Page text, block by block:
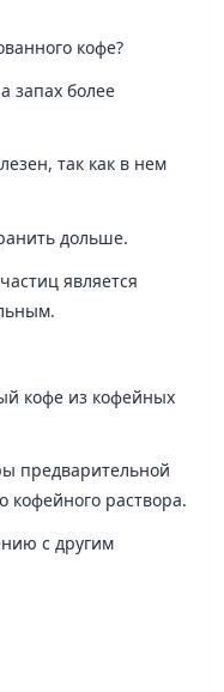
кофе?
запах более
так как в нем
дольше.
является
кофе из кофейных
предварительной
кофейного раствора.
с другим